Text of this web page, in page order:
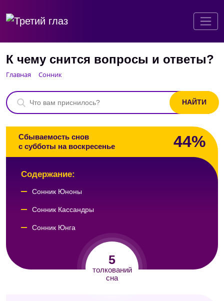
К чему снится вопросы и ответы?
Главная Сонник
Сбываемость снов
с субботы на воскресенье
44%
5
толкований
сна
Содержание:
Сонник Юноны
Сонник Кассандры
Сонник Юнга
Семейный сонник